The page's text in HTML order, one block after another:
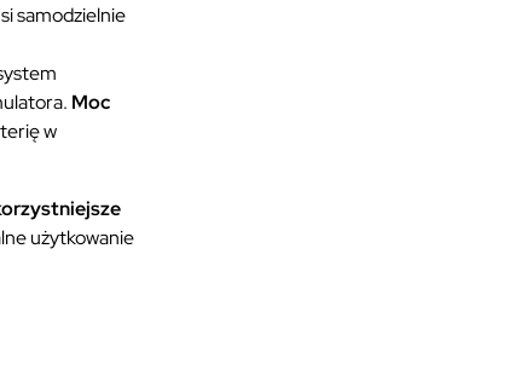
samodzielnie
Moc
w
użytkowanie